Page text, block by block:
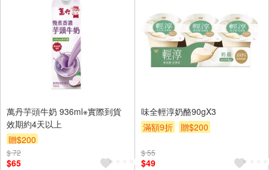
萬丹芋頭牛奶 936ml※實際到貨
效期約4天以上
贈$200
$ 72
$65
味全輕淳奶酪90gX3
滿額9折
贈$200
$ 55
$49